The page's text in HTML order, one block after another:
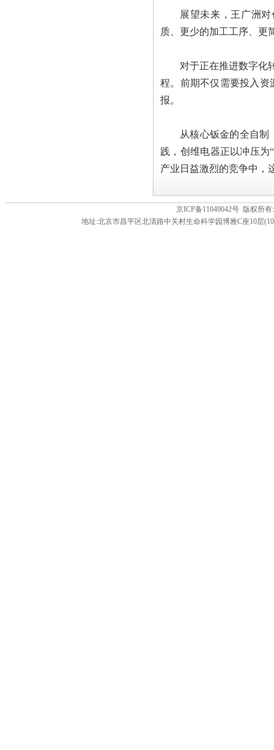
展望未来，王广洲
质、更少的加工工序、更
对于正在推进数字化
程。前期不仅需要投入资
报。
从核心钣金的全自
践，创维电器正以冲压
产业日益激烈的竞争中，
京ICP备11049042号 版权所
地址:北京市昌平区北清路中关村生命科学园博雅C座10层